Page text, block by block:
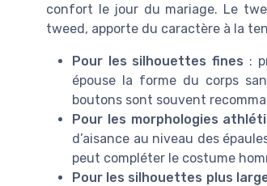
confort le jour du mariage. Le
tweed, apporte du caractère à la
Pour les silhouettes fines :
épouse la forme du corps
boutons sont souvent
Pour les morphologies
d’aisance au niveau des
peut compléter le costume
Pour les silhouettes plus